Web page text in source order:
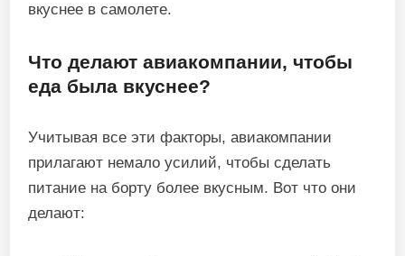
вкуснее в самолете.
Что делают авиакомпании, чтобы
еда была вкуснее?
Учитывая все эти факторы, авиакомпании
прилагают немало усилий, чтобы сделать
питание на борту более вкусным. Вот что они
делают: